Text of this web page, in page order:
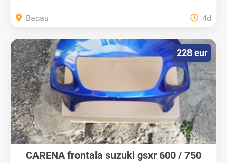
Bacau 4d
CARENA frontala suzuki gsxr 600 / 750
228 eur